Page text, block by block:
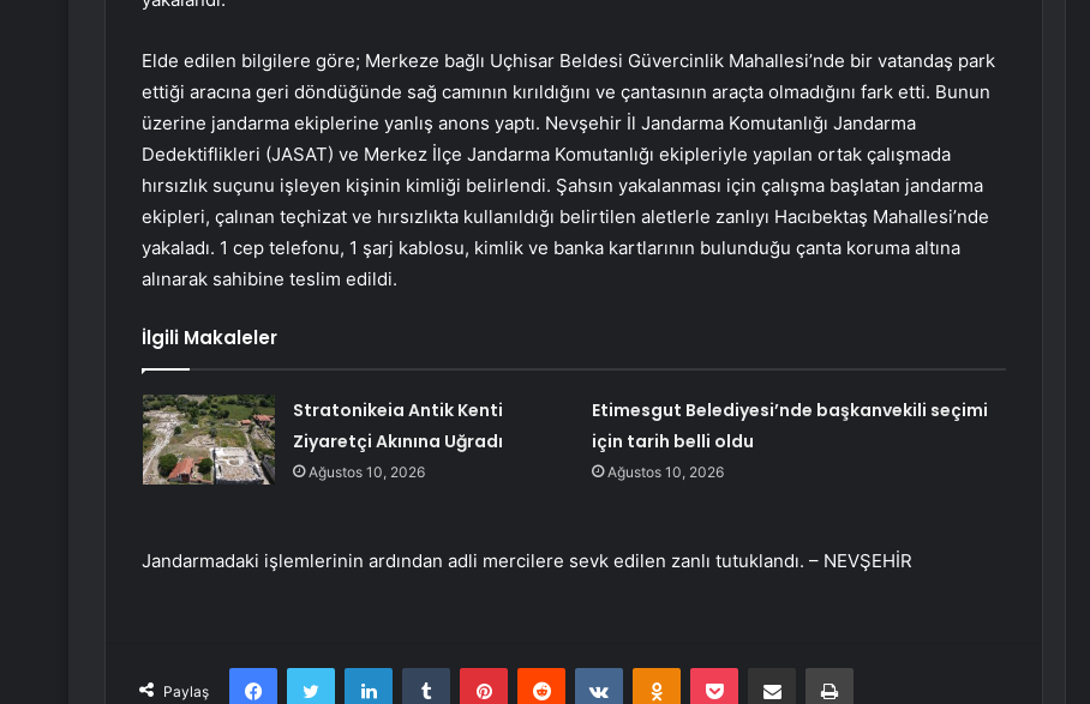
Elde edilen bilgilere göre; Merkeze bağlı Uçhisar Beldesi Güvercinlik Mahallesi’nde bir vatandaş park
ettiği aracına geri döndüğünde sağ camının kırıldığını ve çantasının araçta olmadığını fark etti. Bunun
üzerine jandarma ekiplerine yanlış anons yaptı. Nevşehir İl Jandarma Komutanlığı Jandarma
Dedektiflikleri (JASAT) ve Merkez İlçe Jandarma Komutanlığı ekipleriyle yapılan ortak çalışmada
hırsızlık suçunu işleyen kişinin kimliği belirlendi. Şahsın yakalanması için çalışma başlatan jandarma
ekipleri, çalınan teçhizat ve hırsızlıkta kullanıldığı belirtilen aletlerle zanlıyı Hacıbektaş Mahallesi’nde
yakaladı. 1 cep telefonu, 1 şarj kablosu, kimlik ve banka kartlarının bulunduğu çanta koruma altına
alınarak sahibine teslim edildi.
İlgili Makaleler
Stratonikeia Antik Kenti
Ziyaretçi Akınına Uğradı
Ağustos 10, 2026
Etimesgut Belediyesi’nde başkanvekili seçimi
için tarih belli oldu
Ağustos 10, 2026
Jandarmadaki işlemlerinin ardından adli mercilere sevk edilen zanlı tutuklandı. – NEVŞEHİR
Paylaş
FacebookTwitter LinkedInTumblr PinterestReddit VKontakteOdnoklassniki
Pocket E-Posta ile paylaş Yazdır